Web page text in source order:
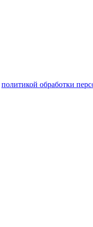
политикой обработки